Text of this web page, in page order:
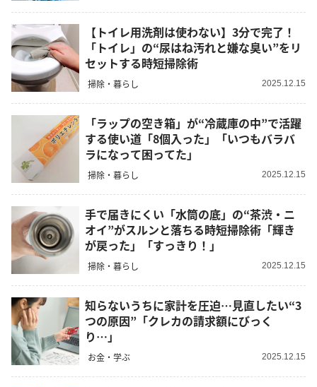
【トイレ用洗剤は使わない】3分で完了！
「トイレ」の“尿はね汚れと嫌な臭い”をリ
セットする時短掃除術
掃除・暮らし 2025.12.15
「ラップの空き箱」が“冷蔵庫の中”で活躍
する使い道「8個入った」「いつもバラバ
ラになって困ってた」
掃除・暮らし 2025.12.15
手で届きにくい「水筒の底」の“茶渋・ニ
オイ”がスルンと落ちる時短掃除術「輝き
が戻った」「すっきり！」
掃除・暮らし 2025.12.15
知らないうちに家計を圧迫…見直したい“3
つの原因”「クレカの請求額にびっく
り…」
お金・学ぶ 2025.12.15